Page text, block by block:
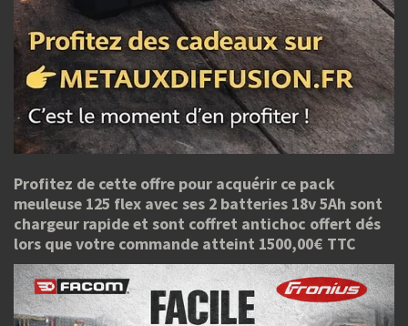
Profitez de cette offre pour acquérir ce pack
meuleuse 125 flex avec ses 2 batteries 18v 5Ah sont
chargeur rapide et sont coffret antichoc offert dés
lors que votre commande atteint 1500,00€ TTC